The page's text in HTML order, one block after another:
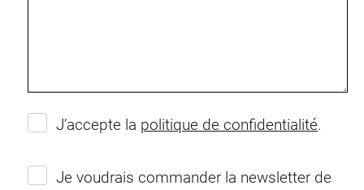
J’accepte la politique de confidentialité.
Je voudrais commander la newsletter de